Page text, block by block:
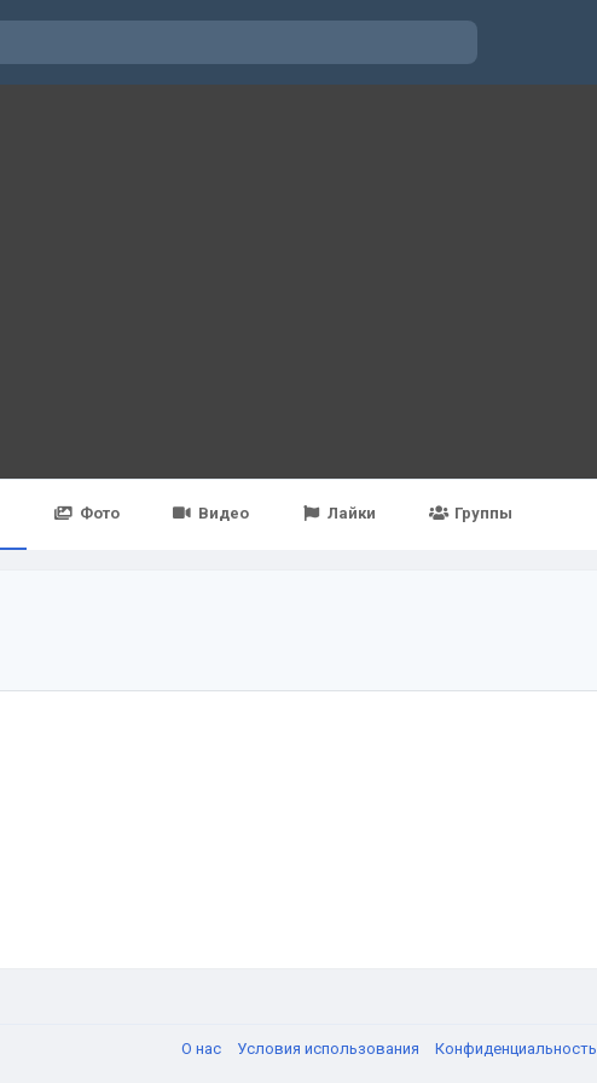
Фото Видео Лайки Группы
О нас Условия использования Конфиденциальность